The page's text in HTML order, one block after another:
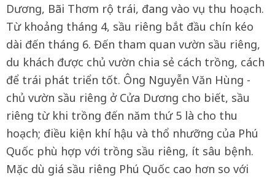
Dương, Bãi Thơm rộ trái, đang vào vụ thu hoạch.
Từ khoảng tháng 4, sầu riêng bắt đầu chín kéo
dài đến tháng 6. Đến tham quan vườn sầu riêng,
du khách được chủ vườn chia sẻ cách trồng, cách
để trái phát triển tốt. Ông Nguyễn Văn Hùng -
chủ vườn sầu riêng ở Cửa Dương cho biết, sầu
riêng từ khi trồng đến năm thứ 5 là cho thu
hoạch; điều kiện khí hậu và thổ nhưỡng của Phú
Quốc phù hợp với trồng sầu riêng, ít sâu bệnh.
Mặc dù giá sầu riêng Phú Quốc cao hơn so với